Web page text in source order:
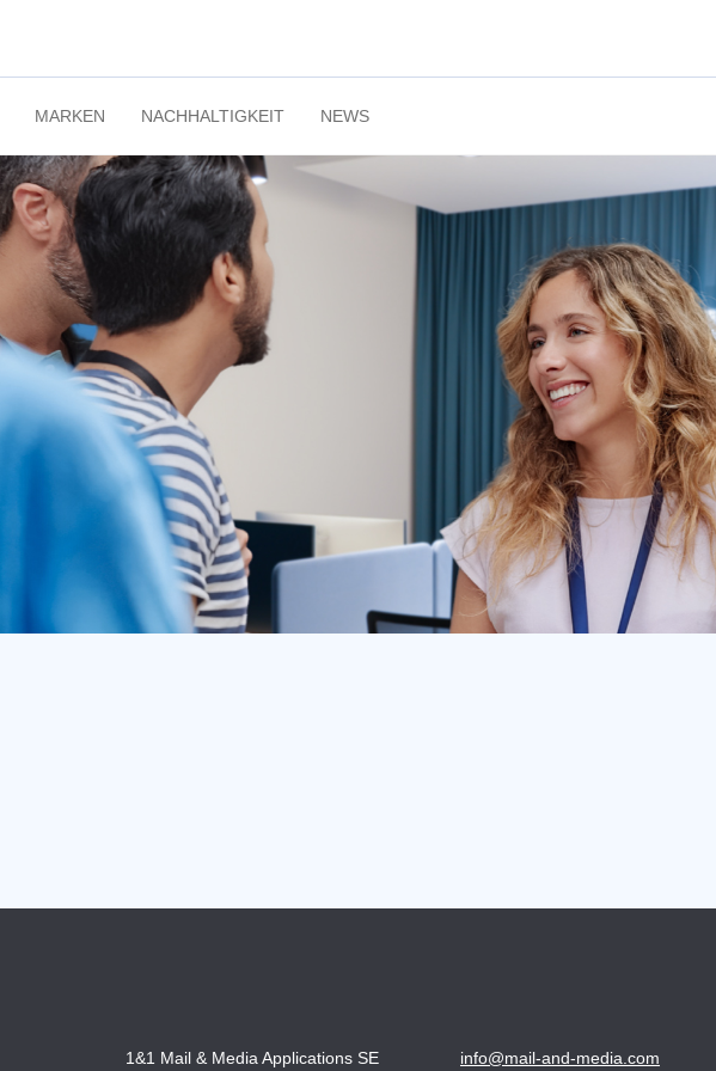
MARKEN NACHHALTIGKEIT NEWS
1&1 Mail & Media Applications SE info@mail-and-media.com